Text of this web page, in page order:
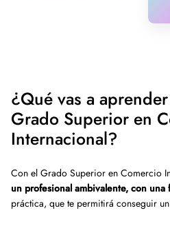
¿Qué vas a
Grado Superior en
Internacional?
Con el Grado Superior en Comercio
un profesional ambivalente, con
práctica, que te permitirá conseguir